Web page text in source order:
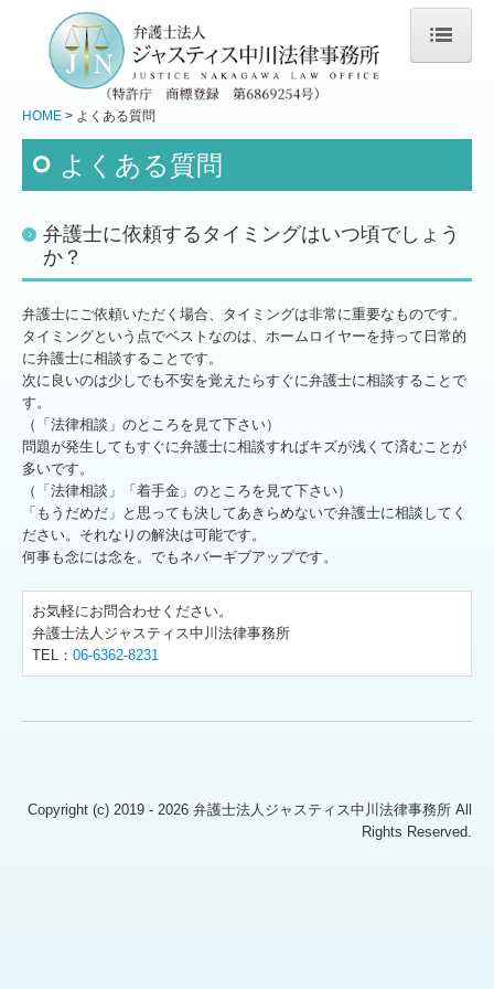
HOME
お知らせ
事務所紹介
業務内容
川柳・コラム
交通案内
よくある質問
弁護士費用
法律相談
お問合わせ
個人情報保護方針
HOME よくある質問
お気軽にお問合わせください。
弁護士法人ジャスティス中川法律事務所
TEL： 06-6362-8231
よくある質問
弁護士に依頼するタイミングはいつ頃でしょう
か？
弁護士にご依頼いただく場合、タイミングは非常に重要なものです。
タイミングという点でベストなのは、ホームロイヤーを持って日常的
に弁護士に相談することです。
次に良いのは少しでも不安を覚えたらすぐに弁護士に相談することで
す。
（「法律相談」のところを見て下さい）
問題が発生してもすぐに弁護士に相談すればキズが浅くて済むことが
多いです。
（「法律相談」「着手金」のところを見て下さい）
「もうだめだ」と思っても決してあきらめないで弁護士に相談してく
ださい。それなりの解決は可能です。
何事も念には念を。でもネバーギブアップです。
Copyright (c) 2019 - 2026 弁護士法人ジャスティス中川法律事務所 All
Rights Reserved.